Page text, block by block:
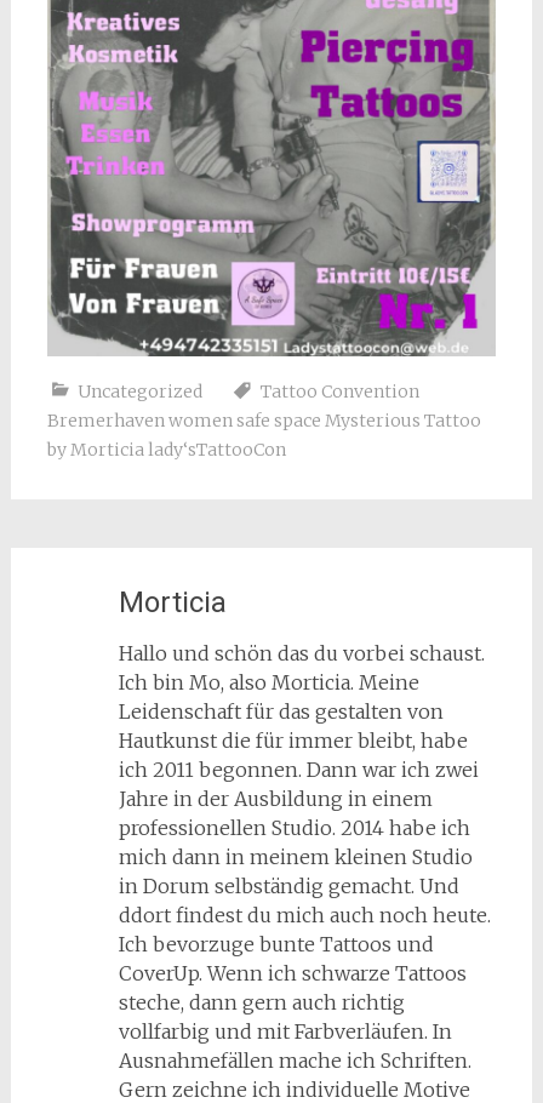
Uncategorized
Tattoo Convention
Bremerhaven women safe space Mysterious Tattoo
by Morticia lady‘sTattooCon
Morticia
Hallo und schön das du vorbei schaust.
Ich bin Mo, also Morticia. Meine
Leidenschaft für das gestalten von
Hautkunst die für immer bleibt, habe
ich 2011 begonnen. Dann war ich zwei
Jahre in der Ausbildung in einem
professionellen Studio. 2014 habe ich
mich dann in meinem kleinen Studio
in Dorum selbständig gemacht. Und
ddort findest du mich auch noch heute.
Ich bevorzuge bunte Tattoos und
CoverUp. Wenn ich schwarze Tattoos
steche, dann gern auch richtig
vollfarbig und mit Farbverläufen. In
Ausnahmefällen mache ich Schriften.
Gern zeichne ich individuelle Motive